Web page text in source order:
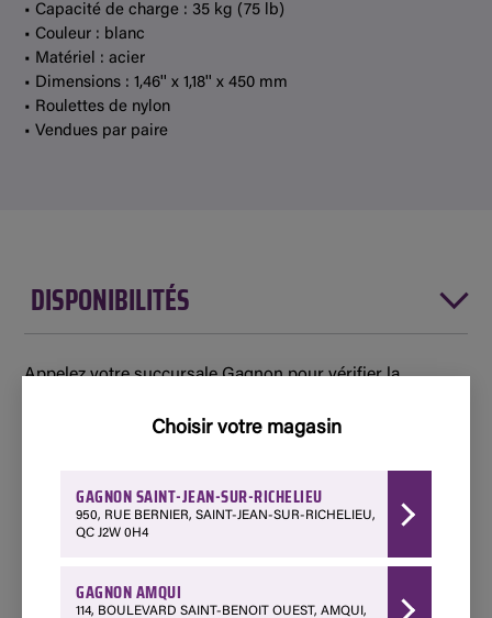
Choisir votre magasin
GAGNON SAINT-JEAN-SUR-RICHELIEU
950, RUE BERNIER, SAINT-JEAN-SUR-RICHELIEU,
QC J2W 0H4
GAGNON AMQUI
114, BOULEVARD SAINT-BENOIT OUEST, AMQUI,
• Capacité de charge : 35 kg (75 lb)
• Couleur : blanc
• Matériel : acier
• Dimensions : 1,46'' x 1,18'' x 450 mm
• Roulettes de nylon
• Vendues par paire
DISPONIBILITÉS
Appelez votre succursale Gagnon pour vérifier la
Disponible
Amqui - 114 Boulevard Saint-Benoit Ouest
Choisir ce magasin